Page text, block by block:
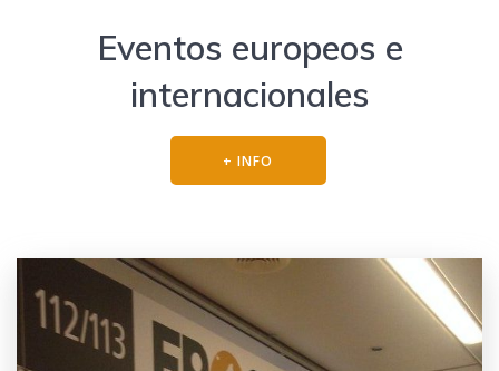
Eventos europeos e
internacionales
+ INFO